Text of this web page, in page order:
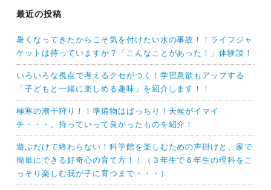
最近の投稿
暑くなってきたからこそ気を付けたい水の事故！！ライフジャ
ケットは持っていますか？「こんなことがあった！」体験談！
いろいろな視点で考えるクセがつく！学習意欲もアップする
「子どもと一緒に楽しめる趣味」を紹介します！！
極寒の潮干狩り！！準備物はばっちり！天候がイマイ
チ・・・。持っていって良かったものを紹介！
遊ぶだけで終わらない！科学館を楽しむための声掛けと、家で
簡単にできる好奇心の育て方！！（３年生で６年生の理科をこ
っそり楽しむ我が子に育つまで・・・）